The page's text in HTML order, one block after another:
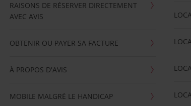
RAISONS DE RÉSERVER DIRECTEMENT
AVEC AVIS
OBTENIR OU PAYER SA FACTURE
À PROPOS D'AVIS
MOBILE MALGRÉ LE HANDICAP